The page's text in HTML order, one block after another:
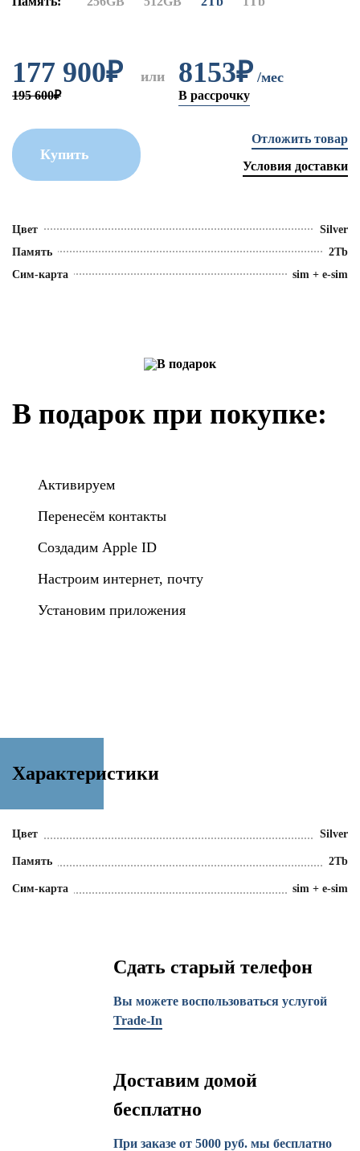
177 900₽ или 8153₽ /мес
В рассрочку
195 600₽
Купить
Отложить товар
Условия доставки
Цвет
Silver
Память
2Tb
Сим-карта
sim + e-sim
В подарок при покупке:
Активируем
Перенесём контакты
Создадим Apple ID
Настроим интернет, почту
Установим приложения
Характеристики
Цвет Silver
Память 2Tb
Сим-карта sim + e-sim
Сдать старый телефон
Вы можете воспользоваться услугой
Trade-In
Доставим домой
бесплатно
При заказе от 5000 руб. мы бесплатно